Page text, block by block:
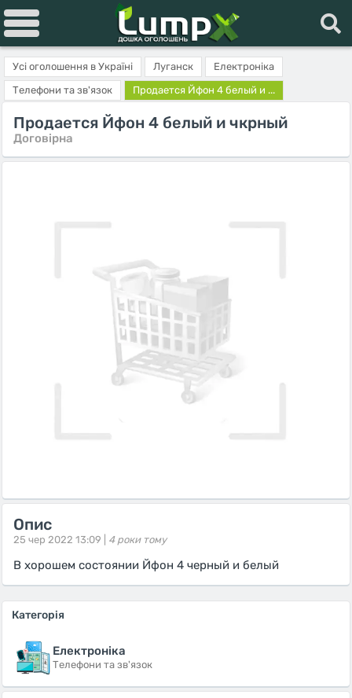
Усі оголошення в Україні Луганск
Електроніка
Телефони та зв'язок
Продается Йфон 4 белый и ...
Продается Йфон 4 белый и чкрный
Договірна
Опис
25 чер 2022 13:09 | 4 роки тому
В хорошем состоянии Йфон 4 черный и белый
Категорія
Електроніка
Телефони та зв'язок